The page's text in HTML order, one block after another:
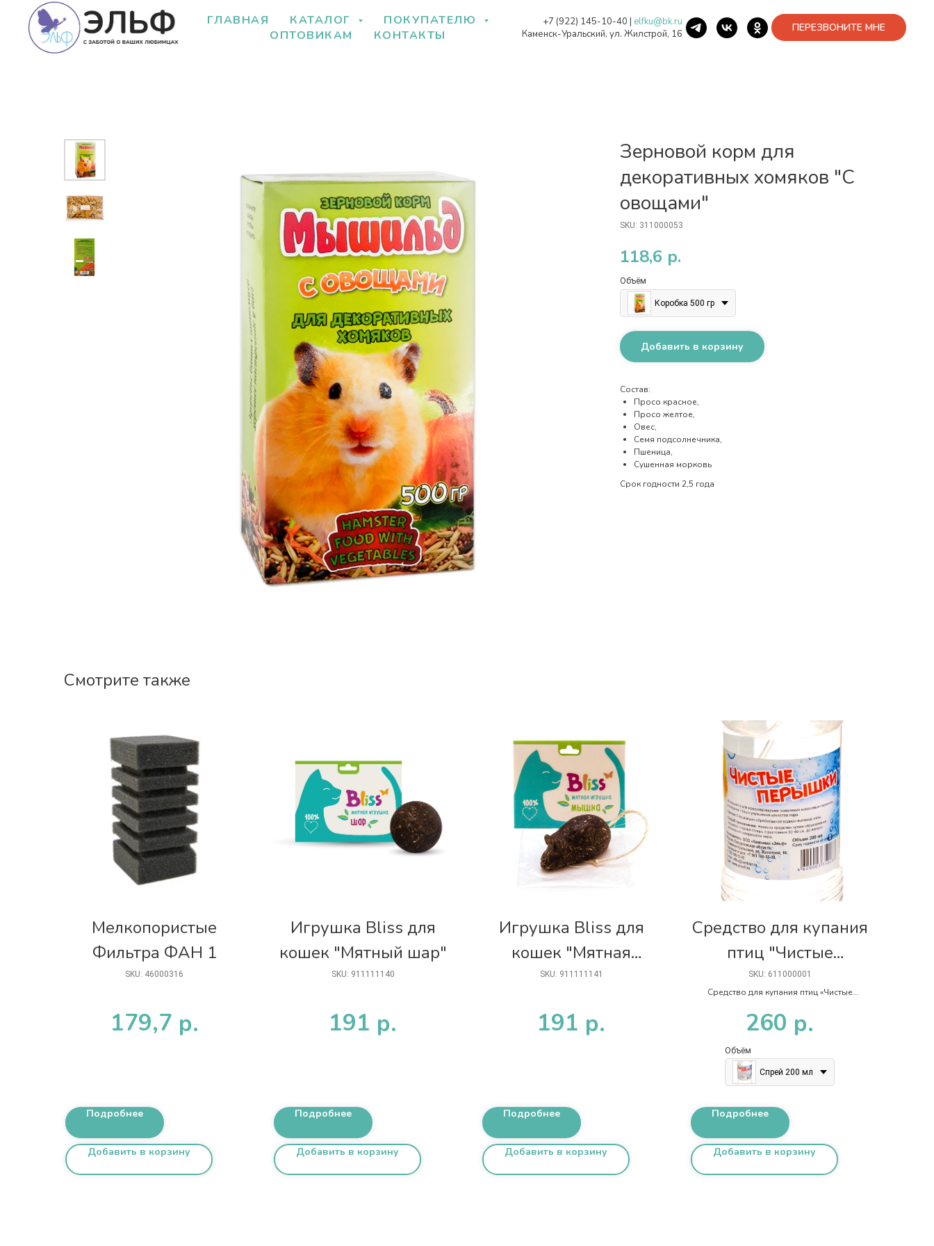
ГЛАВНАЯ КАТАЛОГ
ПОКУПАТЕЛЮ
ОПТОВИКАМ
КОНТАКТЫ
+7 (922) 145-10-40 | elfku@bk.ru
Каменск-Уральский, ул. Жилстрой, 16
ПЕРЕЗВОНИТЕ МНЕ
Зерновой корм для
декоративных хомяков "С
овощами"
SKU: 311000053
118,6 р.
Объём
Коробка 500 гр
Добавить в корзину
Состав:
Просо красное,
Просо желтое,
Овес,
Семя подсолнечника,
Пшеница,
Сушенная морковь
Срок годности 2,5 года
Смотрите также
Мелкопористые
Фильтра ФАН 1
SKU: 46000316
179,7 р.
Подробнее
Добавить в корзину
Игрушка Bliss для
кошек "Мятный шар"
SKU: 911111140
191 р.
Подробнее
Добавить в корзину
Игрушка Bliss для
кошек "Мятная
мышка"
SKU: 911111141
191 р.
Подробнее
Добавить в корзину
Средство для купания
птиц "Чистые
перышки"
SKU: 611000001
Средство для купания птиц «Чистые
предотвращения размножения паразитов
в оперении птиц.
260 р.
Объём
Спрей 200 мл
Подробнее
Добавить в корзину